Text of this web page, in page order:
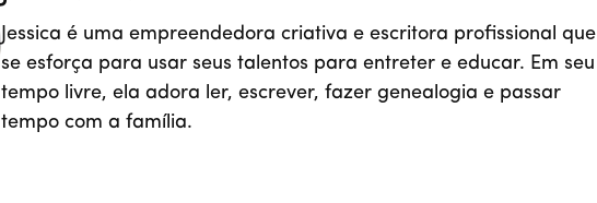
Jessica é uma empreendedora criativa e escritora profissional que
se esforça para usar seus talentos para entreter e educar. Em seu
tempo livre, ela adora ler, escrever, fazer genealogia e passar
tempo com a família.